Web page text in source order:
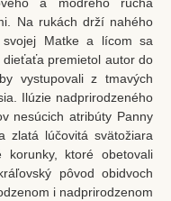
a modrého rúcha
Na rukách drží nahého
Matke a lícom sa
premietol autor do
vystupovali z tmavých
Ilúzie nadprirodzeného
nesúcich atribúty Panny
zlatá lúčovitá svätožiara
ktoré obetovali
pôvod obidvoch
i nadprirodzenom